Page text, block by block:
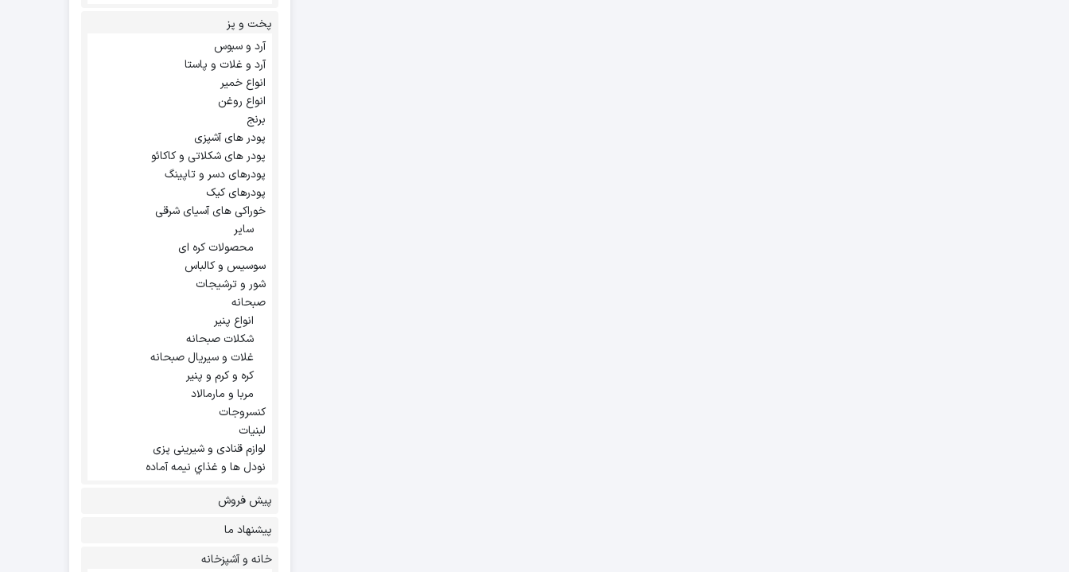
پخت و پز
آرد و سبوس
آرد و غلات و پاستا
انواع خمیر
انواع روغن
برنج
پودر های آشپزی
پودر های شکلاتی و کاکائو
پودرهای دسر و تاپینگ
پودرهای کیک
خوراکی های آسیای شرقی
سایر
محصولات کره ای
سوسیس و کالباس
شور و ترشیجات
صبحانه
انواع پنیر
شکلات صبحانه
غلات و سیریال صبحانه
کره و کرم و پنیر
مربا و مارمالاد
کنسروجات
لبنیات
لوازم قنادی و شیرینی پزی
نودل ها و غذاي نيمه آماده
پیش فروش
پیشنهاد ما
خانه و آشپزخانه